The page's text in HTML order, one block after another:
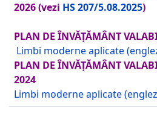
2026(vezi HS 207/5.08.2025)
PLAN DE ÎNVĂȚĂMÂNT
Limbi moderne aplicate
PLAN DE ÎNVĂȚĂMÂNT
2024
Limbi moderne aplicate